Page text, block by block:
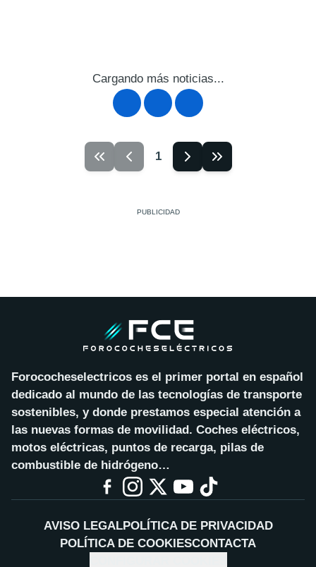
Cargando más noticias...
1
Forococheselectricos es el primer portal en español
dedicado al mundo de las tecnologías de transporte
sostenibles, y donde prestamos especial atención a
las nuevas formas de movilidad. Coches eléctricos,
motos eléctricas, puntos de recarga, pilas de
combustible de hidrógeno…
AVISO LEGALPOLÍTICA DE PRIVACIDAD
POLÍTICA DE COOKIESCONTACTA